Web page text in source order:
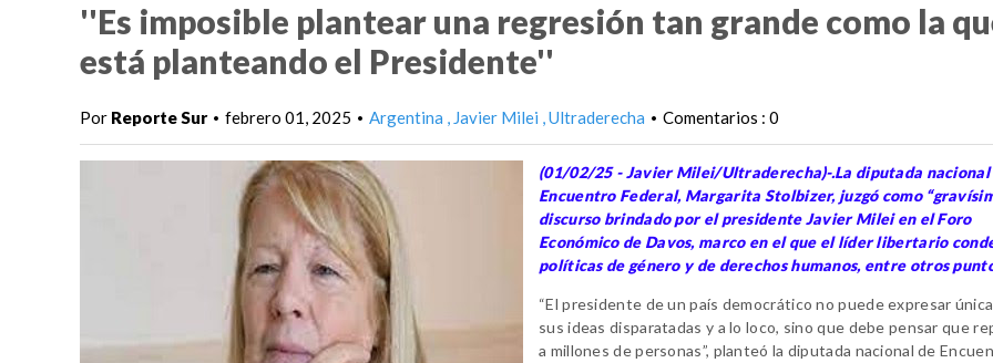
''Es imposible plantear una regresión tan grande como la
está planteando el Presidente''
Por Reporte Sur • febrero 01, 2025 • Argentina Javier Milei Ultraderecha • Comentarios : 0
(01/02/25 - Javier Milei/Ultraderecha)-.La diputada nacional
Encuentro Federal, Margarita Stolbizer, juzgó como
discurso brindado por el presidente Javier Milei en el Foro
Económico de Davos, marco en el que el líder libertario
políticas de género y de derechos humanos, entre otros
“El presidente de un país democrático no puede expresar
sus ideas disparatadas y a lo loco, sino que debe pensar que
a millones de personas”, planteó la diputada nacional de